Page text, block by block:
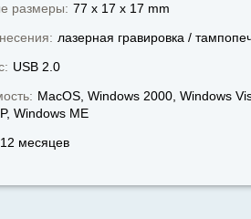
размеры: 77 x 17 x 17 mm
лазерная гравировка /
USB 2.0
MacOS, Windows 2000, Windows
Windows МЕ
12 месяцев